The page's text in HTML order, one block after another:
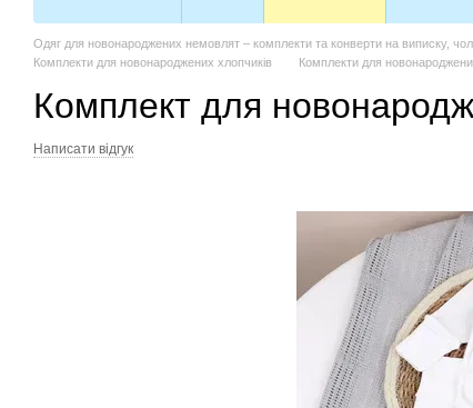
Одяг для новонароджених немовлят – комплекти та конверти на виписку,
Комплекти для новонароджених хлопчиків
Комплекти для
Комплект для
Написати відгук